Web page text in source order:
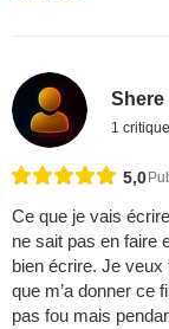
Shere
1 critique
5,0
Ce que je vais
ne sait pas en faire
bien écrire. Je veux
que m’a donner ce
pas fou mais